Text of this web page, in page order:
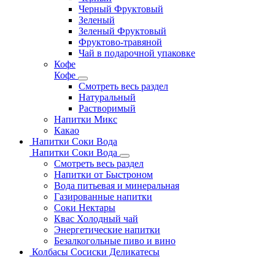
Черный Фруктовый
Зеленый
Зеленый Фруктовый
Фруктово-травяной
Чай в подарочной упаковке
Кофе
Кофе
Смотреть весь раздел
Натуральный
Растворимый
Напитки Микс
Какао
Напитки Соки Вода
Напитки Соки Вода
Смотреть весь раздел
Напитки от Быстроном
Вода питьевая и минеральная
Газированные напитки
Соки Нектары
Квас Холодный чай
Энергетические напитки
Безалкогольные пиво и вино
Колбасы Сосиски Деликатесы